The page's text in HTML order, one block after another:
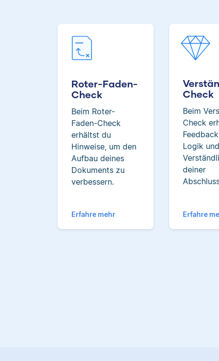
Roter-Faden-
Check
Beim Roter-
Faden-Check
erhältst du
Hinweise, um den
Aufbau deines
Dokuments zu
verbessern.
Erfahre mehr
Check
Beim
Check
Logik und
deiner
Erfahre